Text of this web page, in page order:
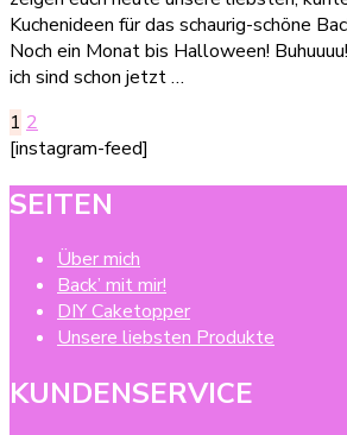
7
Kuchenideen für das schaurig-schöne
Noch ein Monat bis Halloween!
ich sind schon jetzt …
Seitennummerierung
der
Beiträge
Seite
1 Seite
2
[instagram-feed]
SEITEN
Über mich
Back’ mit mir!
DIY Caketopper
Unsere liebsten Produkte
KUNDENSERVICE